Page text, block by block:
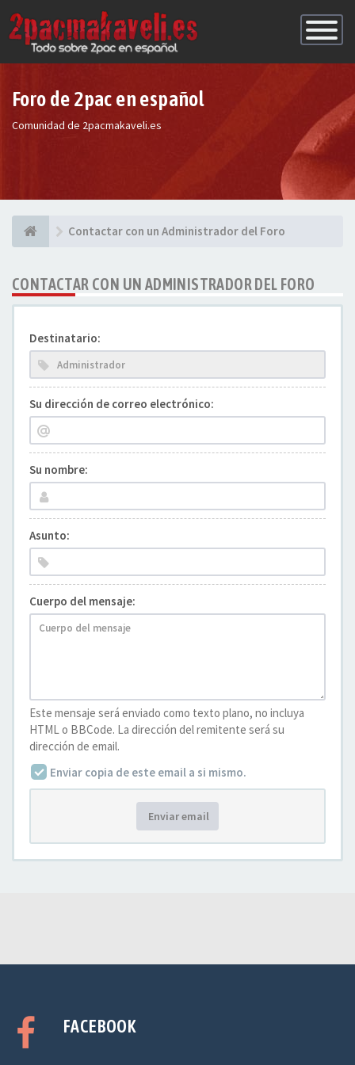
de
Foro de 2pac en español
Comunidad de 2pacmakaveli.es
Contactar con un Administrador del Foro
CONTACTAR CON UN ADMINISTRADOR DEL FORO
Destinatario:
Su dirección de correo electrónico:
Su nombre:
Asunto:
Cuerpo del mensaje:
Este mensaje será enviado como texto plano, no incluya
HTML o BBCode. La dirección del remitente será su
dirección de email.
Enviar copia de este email a si mismo.
Enviar email
FACEBOOK